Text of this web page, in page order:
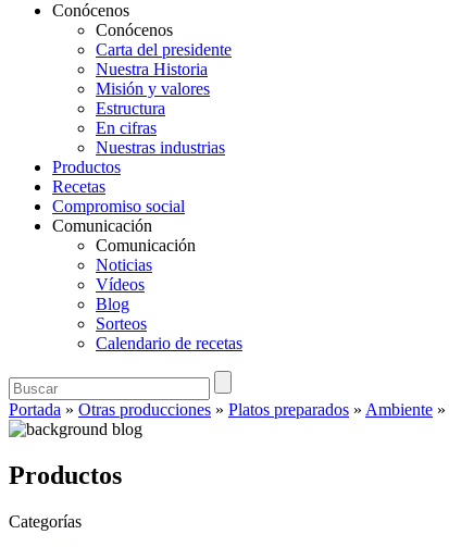
Conócenos
Conócenos
Carta del presidente
Nuestra Historia
Misión y valores
Estructura
En cifras
Nuestras industrias
Productos
Recetas
Compromiso social
Comunicación
Comunicación
Noticias
Vídeos
Blog
Sorteos
Calendario de recetas
Portada » Otras producciones » Platos preparados » Ambiente »
Productos
Categorías